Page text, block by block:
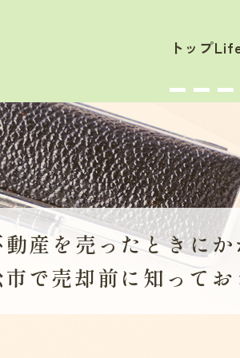
トップ
動産を売ったときに
で売却前に 知って